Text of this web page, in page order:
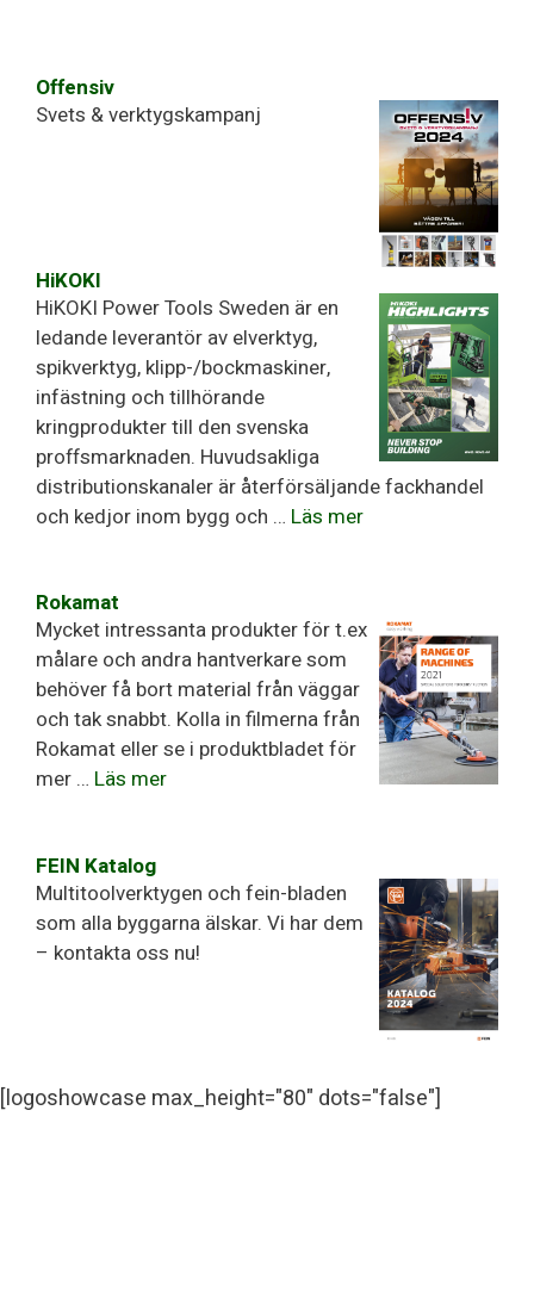
Offensiv
Svets & verktygskampanj
HiKOKI
HiKOKI Power Tools Sweden är en
ledande leverantör av elverktyg,
spikverktyg, klipp-/bockmaskiner,
infästning och tillhörande
kringprodukter till den svenska
proffsmarknaden. Huvudsakliga
distributionskanaler är återförsäljande fackhandel
och kedjor inom bygg och … Läs mer
Rokamat
Mycket intressanta produkter för t.ex
målare och andra hantverkare som
behöver få bort material från väggar
och tak snabbt. Kolla in filmerna från
Rokamat eller se i produktbladet för
mer … Läs mer
FEIN Katalog
Multitoolverktygen och fein-bladen
som alla byggarna älskar. Vi har dem
– kontakta oss nu!
[logoshowcase max_height="80" dots="false"]